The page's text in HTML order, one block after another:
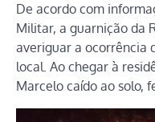
De acordo com
Militar, a guarnição da
averiguar a ocorrência
local. Ao chegar à
Marcelo caído ao solo,